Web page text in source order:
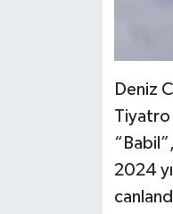
Deniz
Tiyatro
2024